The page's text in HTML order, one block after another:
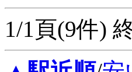
1/1頁(9件)